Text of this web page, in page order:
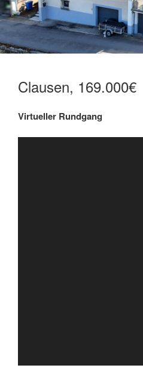
Clausen, 169.000€
Virtueller Rundgang